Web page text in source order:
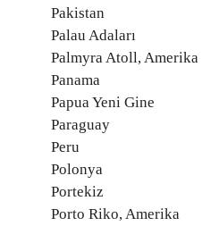
Pakistan
Palau Adaları
Palmyra Atoll, Amerika
Panama
Papua Yeni Gine
Paraguay
Peru
Polonya
Portekiz
Porto Riko, Amerika